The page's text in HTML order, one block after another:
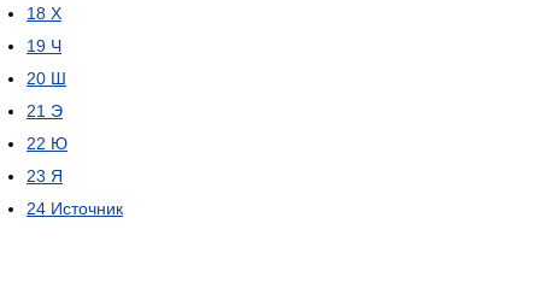
18 Х
19 Ч
20 Ш
21 Э
22 Ю
23 Я
24 Источник